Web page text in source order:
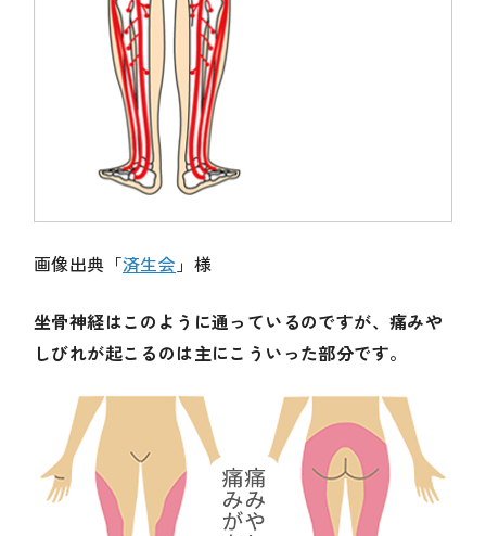
画像出典「済生会 」様
坐骨神経はこのように通っているのですが、痛みや
しびれが起こるのは主にこういった部分です。